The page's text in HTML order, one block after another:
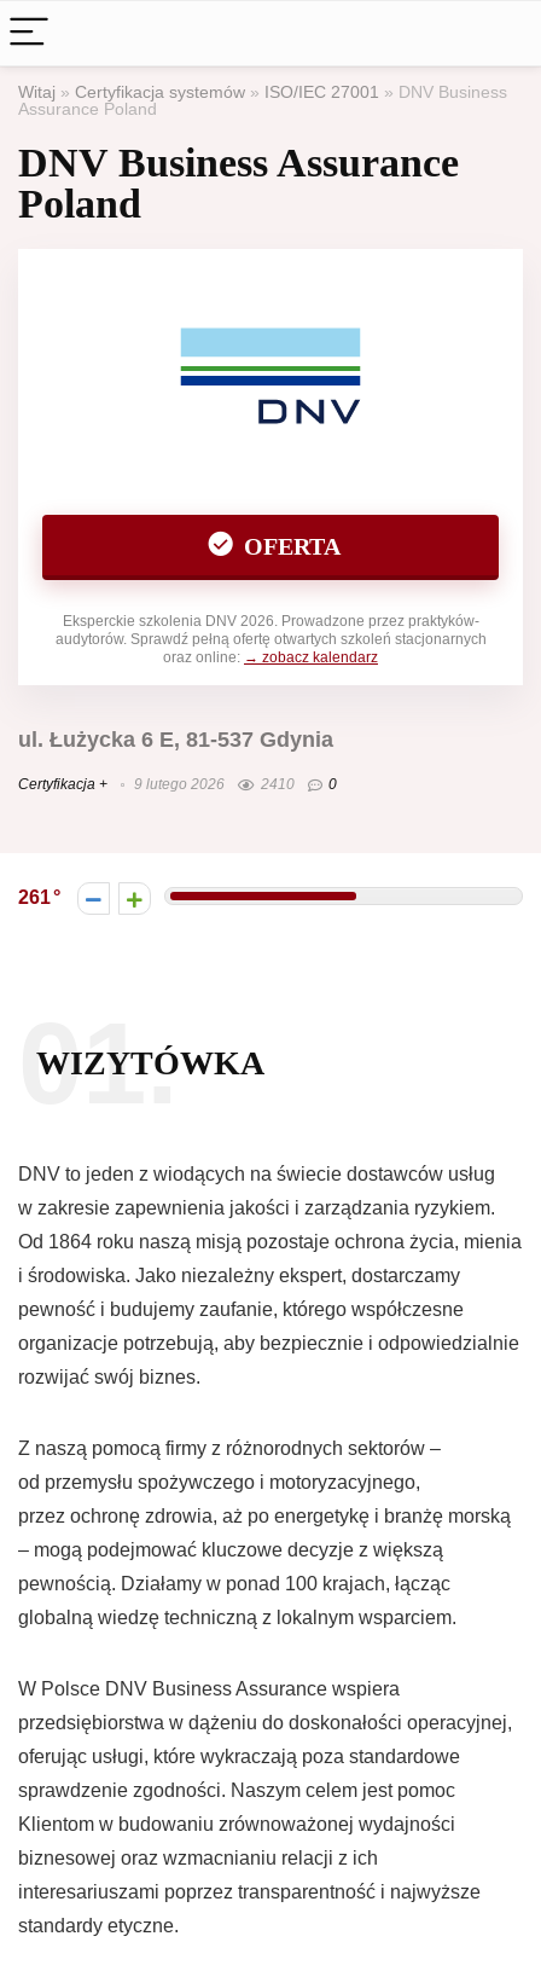
Witaj » Certyfikacja systemów » ISO/IEC 27001 » DNV Business
Assurance Poland
DNV Business Assurance
Poland
OFERTA
Eksperckie szkolenia DNV 2026. Prowadzone przez praktyków-
audytorów. Sprawdź pełną ofertę otwartych szkoleń stacjonarnych
oraz online: → zobacz kalendarz
ul. Łużycka 6 E, 81-537 Gdynia
Certyfikacja + 9 lutego 2026 2410 0
261
01.
WIZYTÓWKA
DNV to jeden z wiodących na świecie dostawców usług
w zakresie zapewnienia jakości i zarządzania ryzykiem.
Od 1864 roku naszą misją pozostaje ochrona życia, mienia
i środowiska. Jako niezależny ekspert, dostarczamy
pewność i budujemy zaufanie, którego współczesne
organizacje potrzebują, aby bezpiecznie i odpowiedzialnie
rozwijać swój biznes.
Z naszą pomocą firmy z różnorodnych sektorów –
od przemysłu spożywczego i motoryzacyjnego,
przez ochronę zdrowia, aż po energetykę i branżę morską
– mogą podejmować kluczowe decyzje z większą
pewnością. Działamy w ponad 100 krajach, łącząc
globalną wiedzę techniczną z lokalnym wsparciem.
W Polsce DNV Business Assurance wspiera
przedsiębiorstwa w dążeniu do doskonałości operacyjnej,
oferując usługi, które wykraczają poza standardowe
sprawdzenie zgodności. Naszym celem jest pomoc
Klientom w budowaniu zrównoważonej wydajności
biznesowej oraz wzmacnianiu relacji z ich
interesariuszami poprzez transparentność i najwyższe
standardy etyczne.